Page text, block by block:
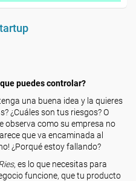
puedes controlar?
una buena idea y la quieres
¿Cuáles son tus riesgos? O
observa como su empresa no
que va encaminada al
¿Porqué estoy fallando?
, es lo que necesitas para
funcione, que tu producto